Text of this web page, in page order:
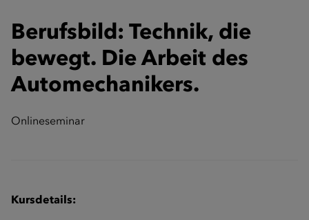
Berufsbild: Technik, die
bewegt. Die Arbeit des
Automechanikers.
Onlineseminar
Kursdetails: